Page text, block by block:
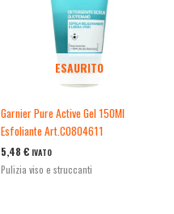
ESAURITO
Garnier Pure Active Gel 150Ml
Esfoliante Art.C0804611
5,48 € IVATO
Pulizia viso e struccanti